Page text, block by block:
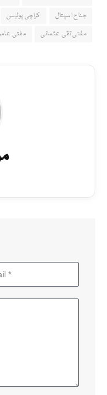
جناح اسپتال
کراچی پولیس
مفتی تقی عثمانی
مفتی